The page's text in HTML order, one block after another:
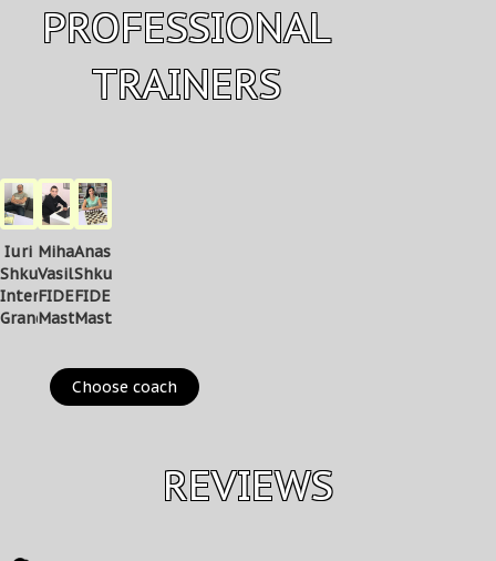
PROFESSIONAL
TRAINERS
Iuri
Shkuro
International
Grandmaster
Mihailo
Vasiliev
FIDE
Master
Anastasia
Shkuro
FIDE
Master
Choose coach
REVIEWS